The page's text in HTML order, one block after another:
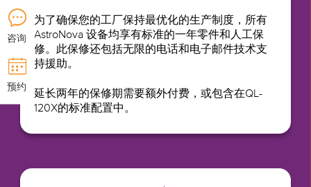
咨询
预约
为了确保您的工厂保持最优化的生产制度，所有
AstroNova 设备均享有标准的一年零件和人工保
修。此保修还包括无限的电话和电子邮件技术支
持援助。
延长两年的保修期需要额外付费，或包含在QL-
120X的标准配置中。